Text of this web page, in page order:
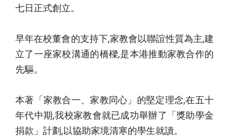
七日正式創立。
早年在校董會的支持下,家教會以聯誼性質為主,建
立了一座家校溝通的橋樑,是本港推動家教合作的
先驅。
本著「家教合一、家教同心」的堅定理念,在五十
年代中期,我校家教會就已成功舉辦了「獎助學金
捐款」計劃,以協助家境清寒的學生就讀。